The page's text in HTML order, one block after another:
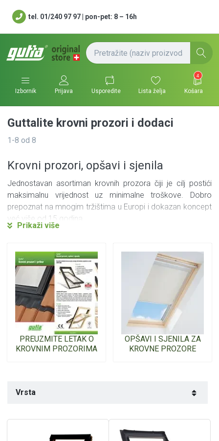
tel. 01/240 97 97 | pon-pet: 8 – 16h
Izbornik Prijava Usporedite Lista želja
4
Košara
Guttalite krovni prozori i dodaci
1-8 od 8
Krovni prozori, opšavi i sjenila
Jednostavan asortiman krovnih prozora čiji je cilj postići
maksimalnu vrijednost uz minimalne troškove. Dobro
prepoznat na mnogim tržištima u Europi i dokazan koncept
već više od 15 godina.
kompromitirati kvalitetu.
Prozori su dobavljivi u dvije opcije: za hladna krovišta opcija
Skylight prozor namijenjen za izlaz na krov i opcija DPX
krovnog prozora za topla krovišta sa sustavom središnjeg
ovjesa i elegantnom ručkom, koja omogućava pasivnu
ventilaciju i blokiranje dva položaja za ventiliranje.
Prikaži više
PREUZMITE LETAK O
KROVNIM PROZORIMA
OPŠAVI I SJENILA ZA
KROVNE PROZORE
Vrsta